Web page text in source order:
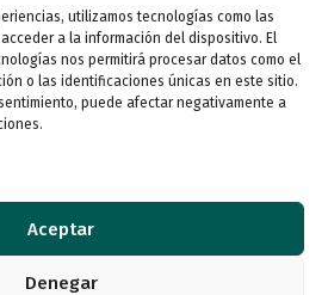
utilizamos tecnologías como las
a la información del dispositivo. El
nos permitirá procesar datos como el
o las identificaciones únicas en este sitio.
puede afectar negativamente a
Aceptar
Denegar
Política de Cookies